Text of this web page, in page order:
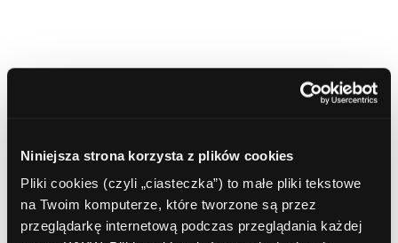
Niniejsza strona korzysta z plików cookies
Pliki cookies (czyli „ciasteczka”) to małe pliki tekstowe
na Twoim komputerze, które tworzone są przez
przeglądarkę internetową podczas przeglądania każdej
Administrator ma prawo korygować treści bloga
ComperiaLead.pl w dowolnym czasie bez powiadamiania
2.W przypadku zmiany Regulaminu, jego doręczenie